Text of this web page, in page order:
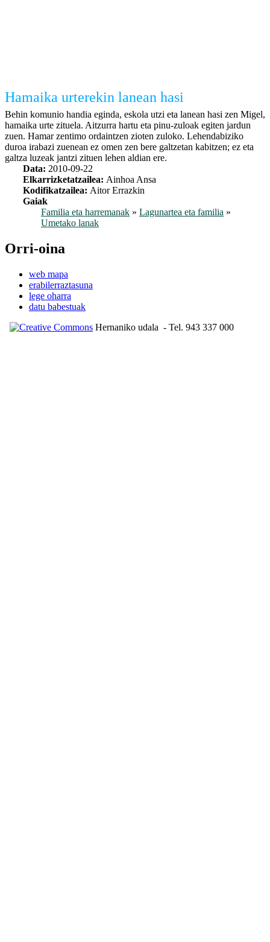
Hamaika urterekin lanean hasi
Behin komunio handia eginda, eskola utzi eta lanean hasi zen Migel,
hamaika urte zituela. Aitzurra hartu eta pinu-zuloak egiten jardun
zuen. Hamar zentimo ordaintzen zioten zuloko. Lehendabiziko
duroa irabazi zuenean ez omen zen bere galtzetan kabitzen; ez eta
galtza luzeak jantzi zituen lehen aldian ere.
Data: 2010-09-22
Elkarrizketatzailea: Ainhoa Ansa
Kodifikatzailea: Aitor Errazkin
Gaiak
Familia eta harremanak » Lagunartea eta familia »
Umetako lanak
Orri-oina
web mapa
erabilerraztasuna
lege oharra
datu babestuak
Hernaniko udala - Tel. 943 337 000